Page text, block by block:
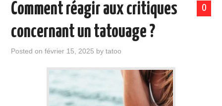
0
Comment réagir aux critiques
concernant un tatouage ?
Posted onfévrier 15, 2025 bytatoo